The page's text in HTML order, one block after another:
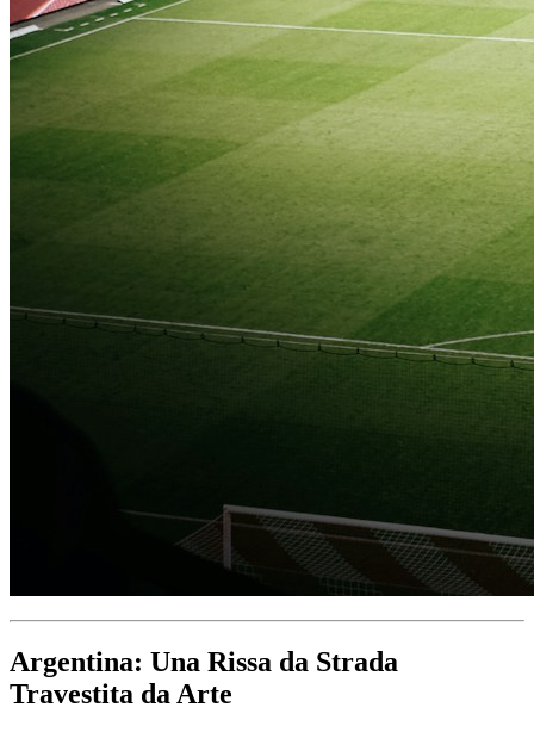
Argentina: Una Rissa da Strada
Travestita da Arte